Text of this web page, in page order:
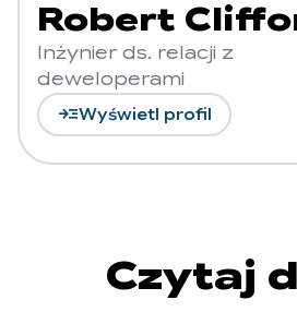
Robert
Inżynier ds. relacji z
deweloperami
read_moreWyświetl profil
Czytaj